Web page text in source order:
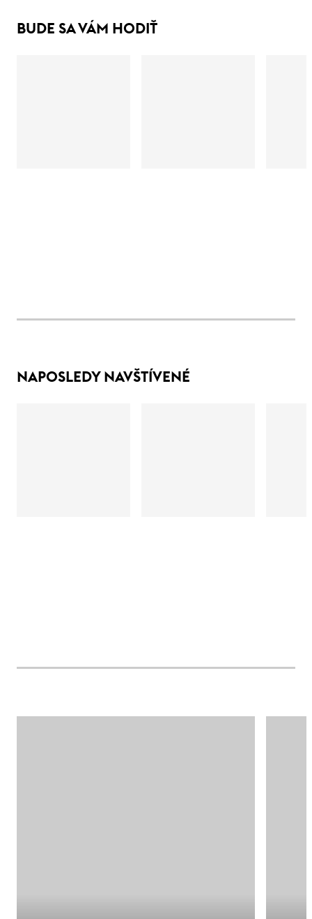
BUDE SA VÁM HODIŤ
NAPOSLEDY NAVŠTÍVENÉ